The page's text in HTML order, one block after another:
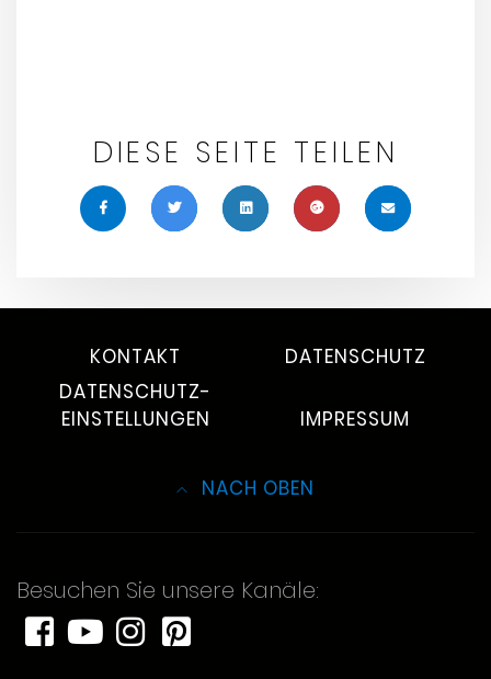
DIESE SEITE TEILEN
KONTAKT
DATENSCHUTZ
DATENSCHUTZ-
EINSTELLUNGEN
IMPRESSUM
NACH OBEN
Besuchen Sie unsere Kanäle: